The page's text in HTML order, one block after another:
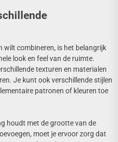
wilt combineren, is het belangrijk
look en feel van de ruimte.
texturen en materialen
Je kunt ook verschillende stijlen
patronen of kleuren toe
houdt met de grootte van de
moet je ervoor zorg dat